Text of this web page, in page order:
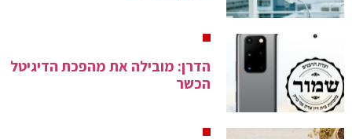
הדרן: מובילה את מהפכת הדיגיטל
הכשר